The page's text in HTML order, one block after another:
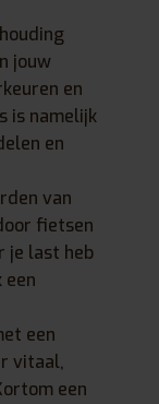
jouw
en
is namelijk
en
van
fietsen
je last heb
een
vitaal,
een